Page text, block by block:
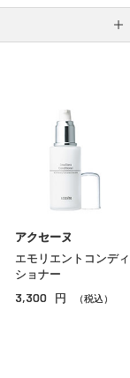
アクセーヌ
エモリエントコンディ
ショナー
3,300 円 （税込）